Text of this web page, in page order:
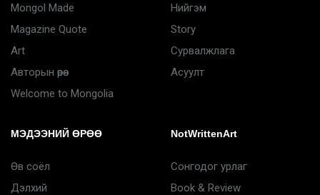
Mongol Made
Magazine Quote
Art
Авторын өрөө
Welcome to Mongolia
Нийгэм
Story
Сурвалжлага
Асуулт
МЭДЭЭНИЙ ӨРӨӨ
Өв соёл
Дэлхий
NotWrittenArt
Сонгодог урлаг
Book & Review